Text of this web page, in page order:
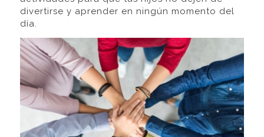
divertirse y aprender en ningún momento del
día.